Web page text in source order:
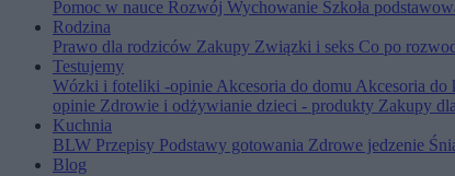
Pomoc w nauce Rozwój Wychowanie Szkoła
Rodzina
Prawo dla rodziców Zakupy Związki i seks Co po
Testujemy
Wózki i foteliki -opinieAkcesoria do domu Akcesoria do
opinie Zdrowie i odżywianie dzieci - produkty Zakupy
Kuchnia
BLW Przepisy Podstawy gotowania Zdrowe jedzenie
Blog